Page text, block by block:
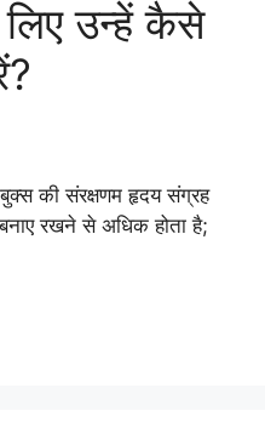
उन्हें कैसे
की संरक्षणम हृदय संग्रह
रखने से अधिक होता है;